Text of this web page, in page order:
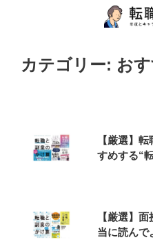
カテゴリー: お
【厳選】
すめする“
【厳選】
当に読んで